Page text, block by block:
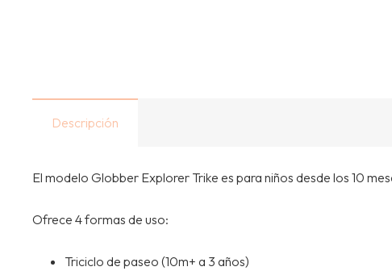
Descripción
El modelo Globber Explorer Trike es para niños desde los 10
Ofrece 4 formas de uso:
Triciclo de paseo (10m+ a 3 años)